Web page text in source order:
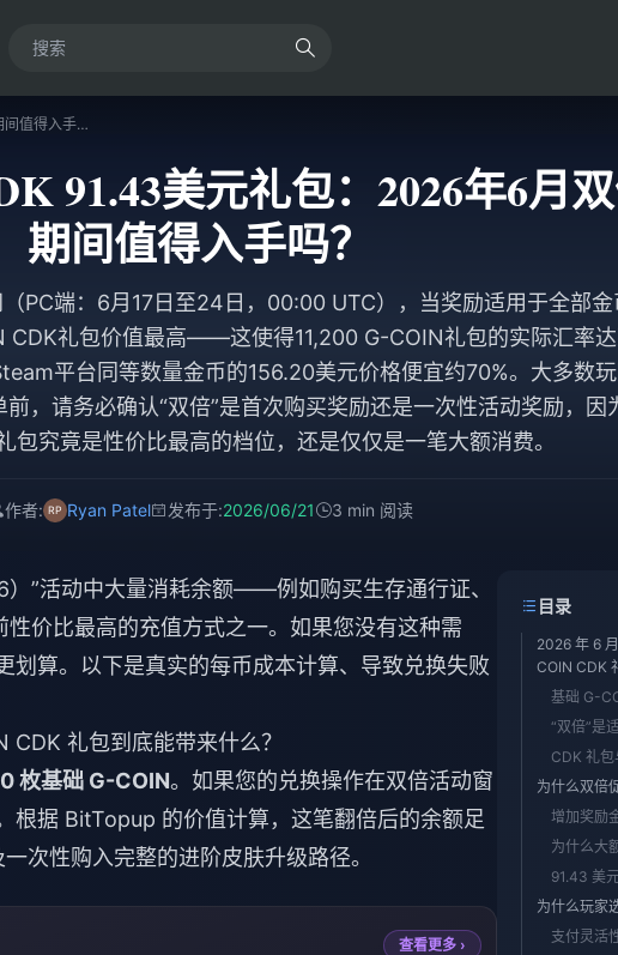
PUBG G-COIN CDK 91.43美元礼包：2026年6月双倍促销期间值得入手吗？
91.43美元礼包：2026年6月
期间值得入手吗？
PC端：6月17日至24日，00:00 UTC），当奖励适用于全部金
CDK礼包价值最高——这使得11,200 G-COIN礼包的实际汇率
平台同等数量金币的156.20美元价格便宜约70%。大多数
，请务必确认“双倍”是首次购买奖励还是一次性活动奖励，因
包究竟是性价比最高的档位，还是仅仅是一笔大额消费。
作者: Ryan Patel 发布于:2026/06/21 3 min 阅读
”活动中大量消耗余额——例如购买生存通行证、
价比最高的充值方式之一。如果您没有这种需
算。以下是真实的每币成本计算、导致兑换失败
礼包到底能带来什么？
枚基础 G-COIN。如果您的兑换操作在双倍活动窗
根据 BitTopup 的价值计算，这笔翻倍后的余额足
一次性购入完整的进阶皮肤升级路径。
查看更多 ›
目录
2026 年 6
COIN CDK
基础 G-
“双倍”是
CDK 礼包
为什么双倍
增加奖励
为什么大
91.43 美
为什么玩家
支付灵活